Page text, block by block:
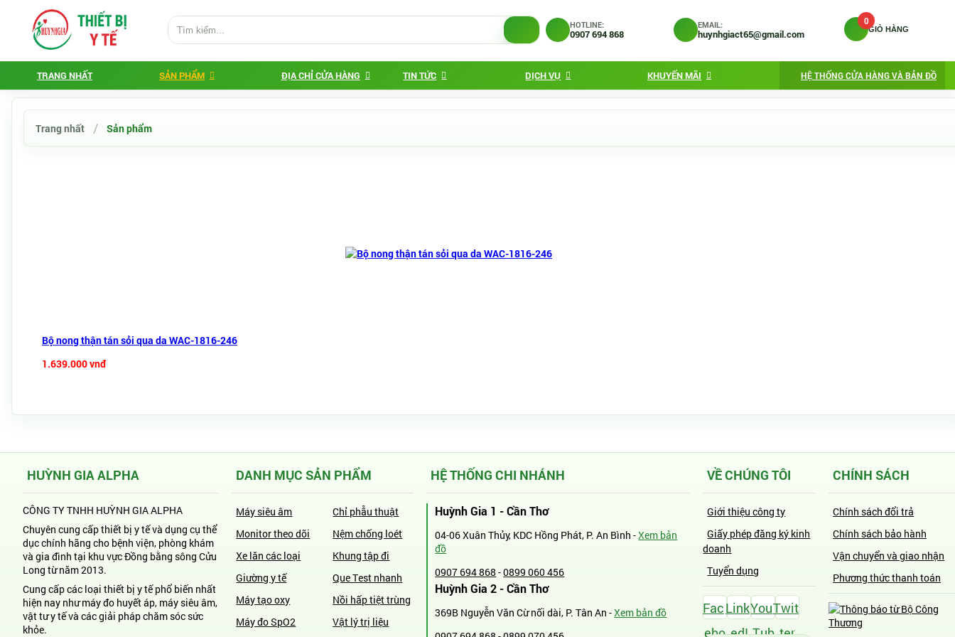
HOTLINE:
0907 694 868
EMAIL:
huynhgiact65@gmail.com
0
GIỎ HÀNG
TRANG NHẤT SẢN PHẨM ĐỊA CHỈ CỬA HÀNG TIN TỨC DỊCH VỤ KHUYẾN MÃI HỆ THỐNG CỬA HÀNG VÀ BẢN ĐỒ
Trang nhất Sản phẩm
Bộ nong thận tán sỏi qua da WAC-1816-246
1.639.000 vnđ
HUỲNH GIA ALPHA
CÔNG TY TNHH HUỲNH GIA ALPHA
Chuyên cung cấp thiết bị y tế và dụng cụ thể
dục chính hãng cho bệnh viện, phòng khám
và gia đình tại khu vực Đồng bằng sông Cửu
Long từ năm 2013.
Cung cấp các loại thiết bị y tế phổ biến nhất
hiện nay như máy đo huyết áp, máy siêu âm,
vật tư y tế và các giải pháp chăm sóc sức
khỏe.
DANH MỤC SẢN PHẨM
Máy siêu âm
Monitor theo dõi
Xe lăn các loại
Giường y tế
Máy tạo oxy
Máy đo SpO2
Chỉ phẫu thuật
Nệm chống loét
Khung tập đi
Que Test nhanh
Nồi hấp tiệt trùng
Vật lý trị liệu
HỆ THỐNG CHI NHÁNH
Huỳnh Gia 1 - Cần Thơ
04-06 Xuân Thủy, KDC Hồng Phát, P. An Bình -Xem bản
đồ
0907 694 868 -0899 060 456
Huỳnh Gia 2 - Cần Thơ
369B Nguyễn Văn Cừ nối dài, P. Tân An -Xem bản đồ
VỀ CHÚNG TÔI
Giới thiệu công ty
Giấy phép đăng ký kinh
doanh
Tuyển dụng
Fac
ebo
Link
edI
You
Tub
Twit
ter
CHÍNH SÁCH
Chính sách đổi trả
Chính sách bảo hành
Vận chuyển và giao nhận
Phương thức thanh toán